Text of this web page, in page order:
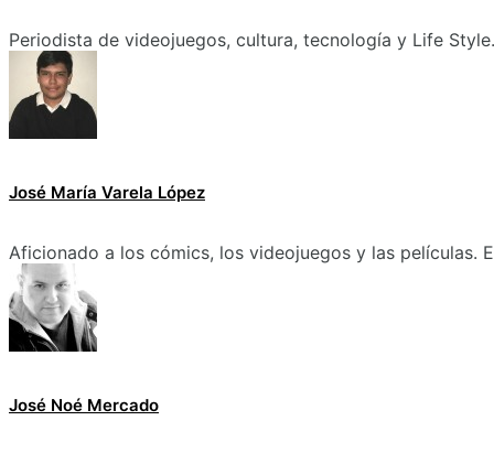
Periodista de videojuegos, cultura, tecnología y Life Style.
José María Varela López
Aficionado a los cómics, los videojuegos y las películas.
José Noé Mercado